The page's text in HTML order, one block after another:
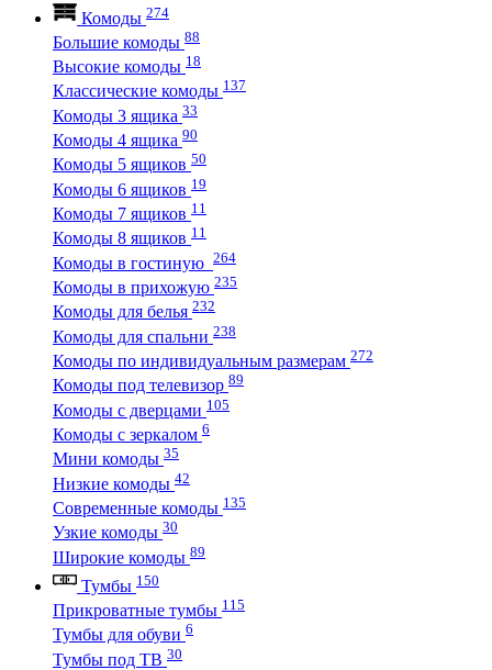
Комоды 274
Большие комоды 88
Высокие комоды 18
Классические комоды 137
Комоды 3 ящика 33
Комоды 4 ящика 90
Комоды 5 ящиков 50
Комоды 6 ящиков 19
Комоды 7 ящиков 11
Комоды 8 ящиков 11
Комоды в гостиную 264
Комоды в прихожую 235
Комоды для белья 232
Комоды для спальни 238
Комоды по индивидуальным размерам 272
Комоды под телевизор 89
Комоды с дверцами 105
Комоды с зеркалом 6
Мини комоды 35
Низкие комоды 42
Современные комоды 135
Узкие комоды 30
Широкие комоды 89
Тумбы 150
Прикроватные тумбы 115
Тумбы для обуви 6
Тумбы под ТВ 30